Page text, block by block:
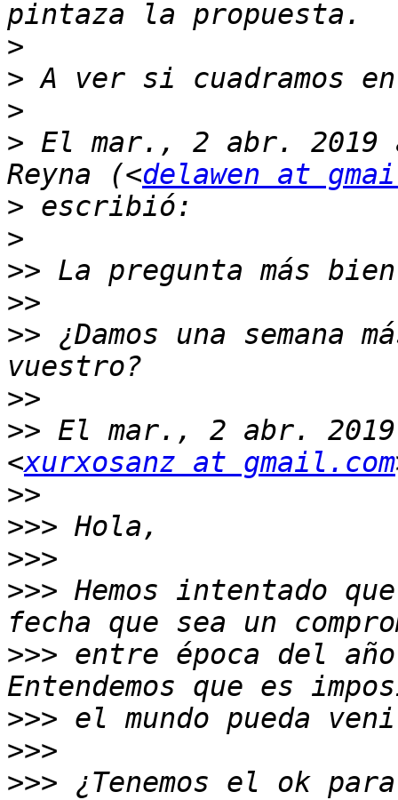
>
>
>
> El mar., 2 abr. 2019
Reyna (<delawen at
>
>
>>
>>
>> ¿Damos una semana
>>
>> El mar., 2 abr.
<xurxosanz at gmail.com
>>
>>>
>>>
>>> Hemos intentado
>>> entre época del
>>>
>>>
>>> ¿Tenemos el ok